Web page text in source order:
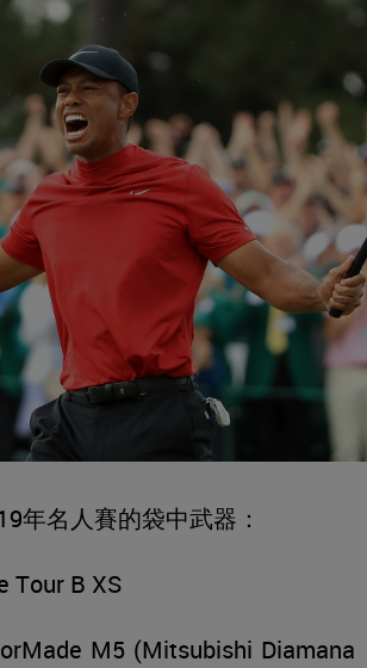
年名人賽的袋中武器：
Tour B XS
M5 (Mitsubishi Diamana